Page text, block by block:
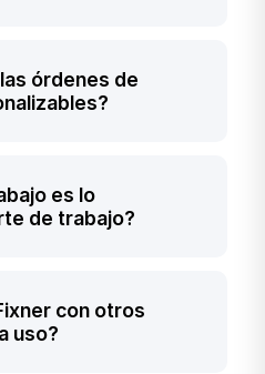
en tiempo real la
recurso
urgentes.
órdenes de
propio flujo de
100% con los
es lo
de trabajo?
la instrucción que
la oficina. El
con otros
uso?